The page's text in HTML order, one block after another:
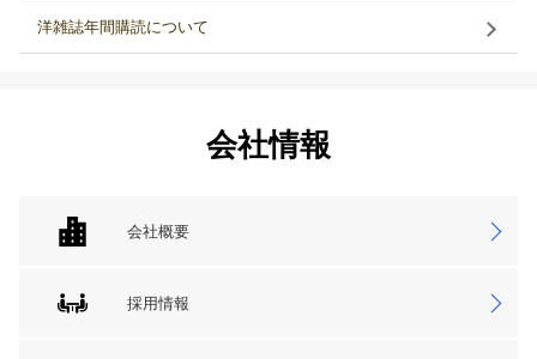
洋雑誌年間購読について
会社情報
会社概要
採用情報